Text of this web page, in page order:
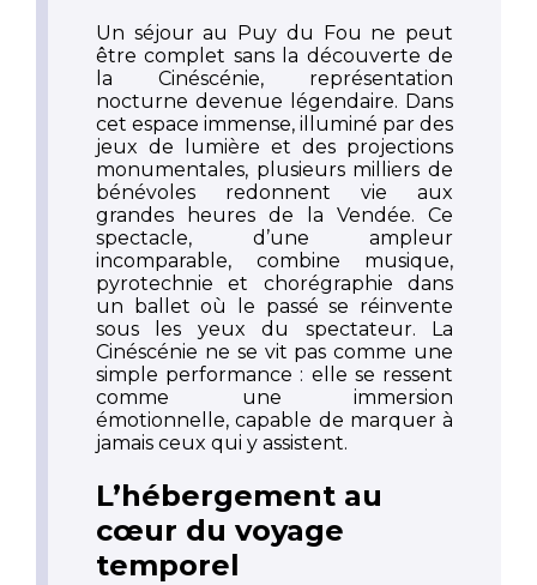
Un séjour au Puy du Fou ne peut
être complet sans la découverte de
la Cinéscénie, représentation
nocturne devenue légendaire. Dans
cet espace immense, illuminé par des
jeux de lumière et des projections
monumentales, plusieurs milliers de
bénévoles redonnent vie aux
grandes heures de la Vendée. Ce
spectacle, d’une ampleur
incomparable, combine musique,
pyrotechnie et chorégraphie dans
un ballet où le passé se réinvente
sous les yeux du spectateur. La
Cinéscénie ne se vit pas comme une
simple performance : elle se ressent
comme une immersion
émotionnelle, capable de marquer à
jamais ceux qui y assistent.
L’hébergement au
cœur du voyage
temporel